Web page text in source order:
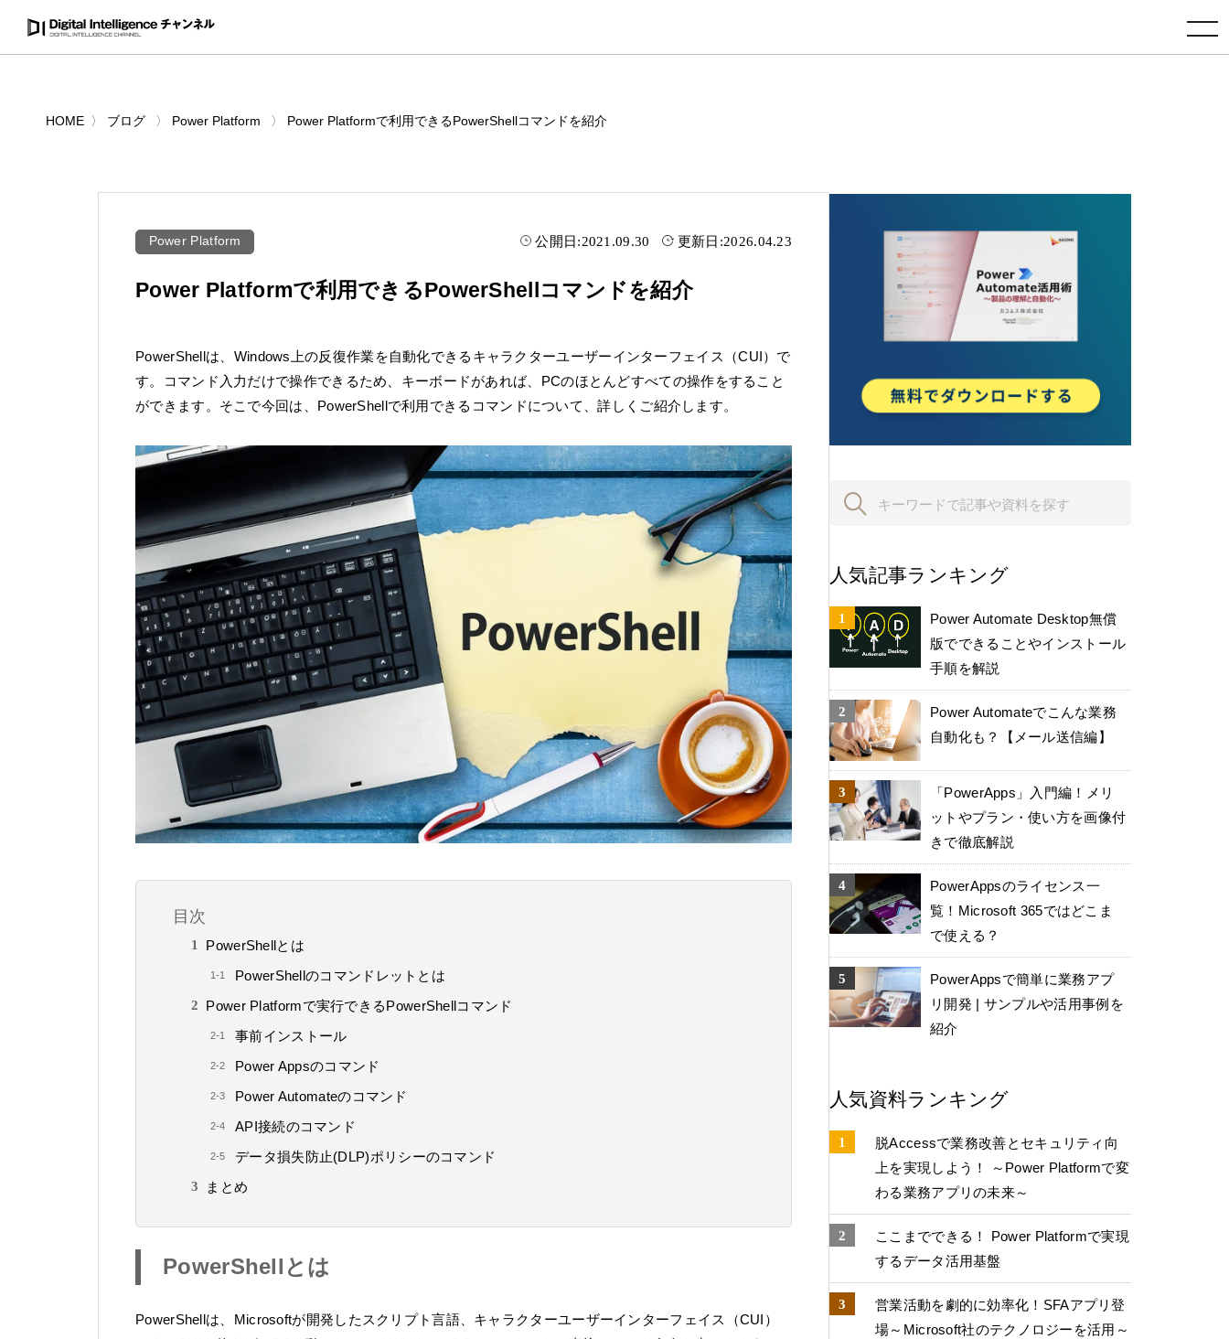
toggle navigation
HOME ブログ Power Platform Power Platformで利用できるPowerShellコマンドを紹介
Power Platform 公開日:2021.09.30 更新日:2026.04.23
Power Platformで利用できるPowerShellコマンドを紹介
PowerShellは、Windows上の反復作業を自動化できるキャラクターユーザーインターフェイス（CUI）で
す。コマンド入力だけで操作できるため、キーボードがあれば、PCのほとんどすべての操作をすること
ができます。そこで今回は、PowerShellで利用できるコマンドについて、詳しくご紹介します。
目次
PowerShellとは
PowerShellのコマンドレットとは
Power Platformで実行できるPowerShellコマンド
事前インストール
Power Appsのコマンド
Power Automateのコマンド
API接続のコマンド
データ損失防止(DLP)ポリシーのコマンド
まとめ
PowerShellとは
PowerShellは、Microsoftが開発したスクリプト言語、キャラクターユーザーインターフェイス（CUI）
人気記事ランキング
Power Automate Desktop無償
版でできることやインストール
手順を解説
Power Automateでこんな業務
自動化も？【メール送信編】
「PowerApps」入門編！メリ
ットやプラン・使い方を画像付
きで徹底解説
PowerAppsのライセンス一
覧！Microsoft 365ではどこま
で使える？
PowerAppsで簡単に業務アプ
リ開発 | サンプルや活用事例を
紹介
人気資料ランキング
脱Accessで業務改善とセキュリティ向
上を実現しよう！ ～Power Platformで変
わる業務アプリの未来～
ここまでできる！ Power Platformで実現
するデータ活用基盤
営業活動を劇的に効率化！SFAアプリ登
場～Microsoft社のテクノロジーを活用～